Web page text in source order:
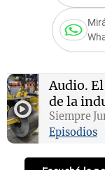
Audio.
de la
Siempre
Episodios